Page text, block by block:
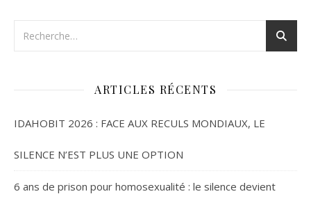
ARTICLES RÉCENTS
IDAHOBIT 2026 : FACE AUX RECULS MONDIAUX, LE
SILENCE N’EST PLUS UNE OPTION
6 ans de prison pour homosexualité : le silence devient